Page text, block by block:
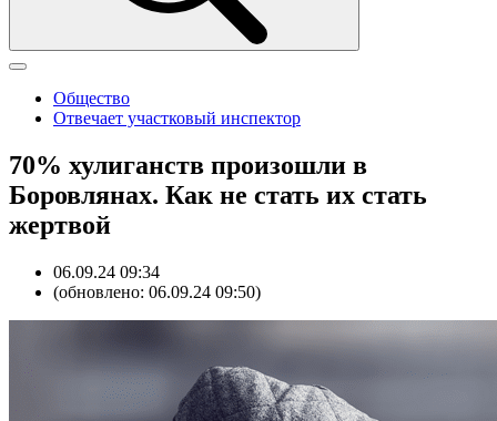
Общество
Отвечает участковый инспектор
70% хулиганств произошли в
Боровлянах. Как не стать их стать
жертвой
06.09.24 09:34
(обновлено: 06.09.24 09:50)